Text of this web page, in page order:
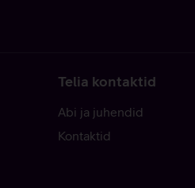
Telia kontaktid
Abi ja juhendid
Kontaktid